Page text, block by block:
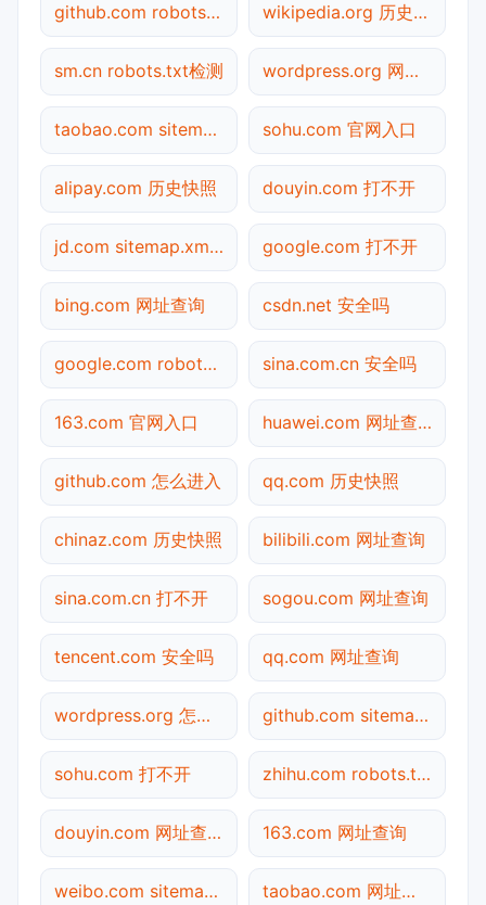
github.com robots.txt检测 wikipedia.org 历史快照
sm.cn robots.txt检测 wordpress.org 网址查询
taobao.com sitemap.xml检测 sohu.com 官网入口
alipay.com 历史快照 douyin.com 打不开
jd.com sitemap.xml检测 google.com 打不开
bing.com 网址查询 csdn.net 安全吗
google.com robots.txt检测 sina.com.cn 安全吗
163.com 官网入口 huawei.com 网址查询
github.com 怎么进入 qq.com 历史快照
chinaz.com 历史快照 bilibili.com 网址查询
sina.com.cn 打不开 sogou.com 网址查询
tencent.com 安全吗 qq.com 网址查询
wordpress.org 怎么进入 github.com sitemap.xml检测
sohu.com 打不开 zhihu.com robots.txt检测
douyin.com 网址查询 163.com 网址查询
weibo.com sitemap.xml检测 taobao.com 网址查询